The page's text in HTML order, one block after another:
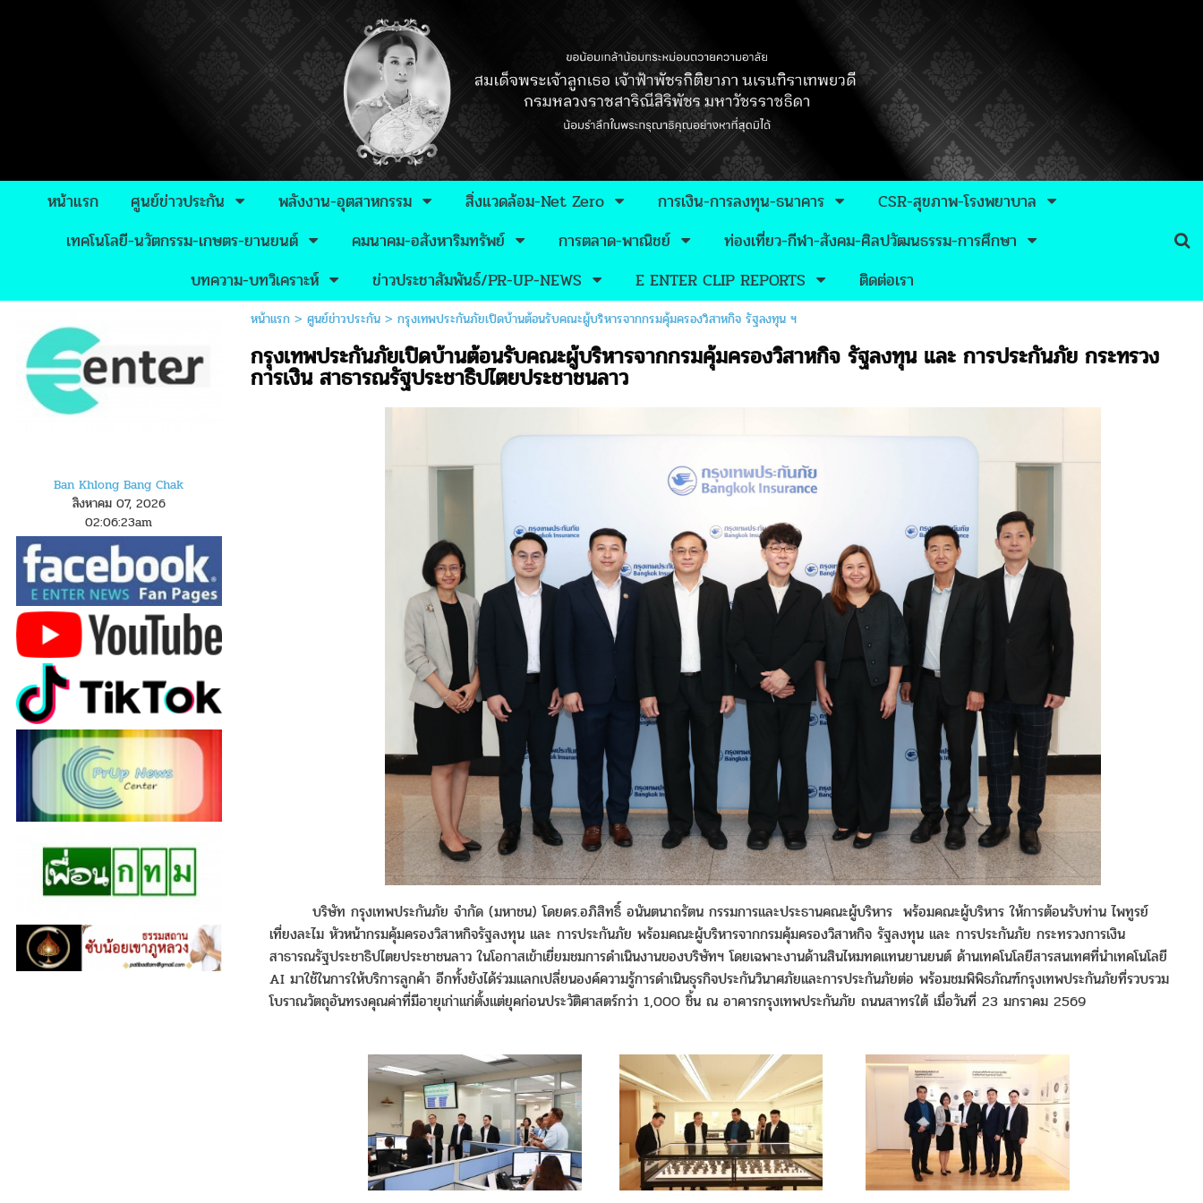
หน้าแรก ศูนย์ข่าวประกัน พลังงาน-อุตสาหกรรม สิ่งแวดล้อม-Net Zero การเงิน-การลงทุน-ธนาคาร
CSR-สุขภาพ-โรงพยาบาล
เทคโนโลยี-นวัตกรรม-เกษตร-ยานยนต์
คมนาคม-อสังหาริมทรัพย์ การตลาด-พาณิชย์
ท่องเที่ยว-กีฬา-สังคม-ศิลปวัฒนธรรม-การศึกษา
บทความ-บทวิเคราะห์
ข่าวประชาสัมพันธ์/PR-UP-NEWS E ENTER CLIP REPORTS ติดต่อเรา
Ban Khlong Bang Chak
สิงหาคม 07, 2026
02:06:23am
หน้าแรก> ศูนย์ข่าวประกัน> กรุงเทพประกันภัยเปิดบ้านต้อนรับคณะผู้บริหารจากกรมคุ้มครองวิสาหกิจ รัฐลงทุน ฯ
กรุงเทพประกันภัยเปิดบ้านต้อนรับคณะผู้บริหารจากกรมคุ้มครองวิสาหกิจ รัฐลงทุน และ การประกันภัย กระทรวง
การเงิน สาธารณรัฐประชาธิปไตยประชาชนลาว
บริษัท กรุงเทพประกันภัย จำกัด (มหาชน) โดยดร.อภิสิทธิ์ อนันตนาถรัตน กรรมการและประธานคณะผู้บริหาร พร้อมคณะผู้บริหาร ให้การต้อนรับท่าน ไพทูรย์
เที่ยงละไม หัวหน้ากรมคุ้มครองวิสาหกิจรัฐลงทุน และ การประกันภัย พร้อมคณะผู้บริหารจากกรมคุ้มครองวิสาหกิจ รัฐลงทุน และ การประกันภัย กระทรวงการเงิน
สาธารณรัฐประชาธิปไตยประชาชนลาวในโอกาสเข้าเยี่ยมชมการดำเนินงานของบริษัทฯ โดยเฉพาะงานด้านสินไหมทดแทนยานยนต์ ด้านเทคโนโลยีสารสนเทศที่นำเทคโนโลยี
AIมาใช้ในการให้บริการลูกค้า อีกทั้งยังได้ร่วมแลกเปลี่ยนองค์ความรู้การดำเนินธุรกิจประกันวินาศภัยและการประกันภัยต่อ พร้อมชมพิพิธภัณฑ์กรุงเทพประกันภัยที่รวบรวม
โบราณวัตถุอันทรงคุณค่าที่มีอายุเก่าแก่ตั้งแต่ยุคก่อนประวัติศาสตร์กว่า1,000ชิ้น ณ อาคารกรุงเทพประกันภัย ถนนสาทรใต้ เมื่อวันที่23มกราคม2569